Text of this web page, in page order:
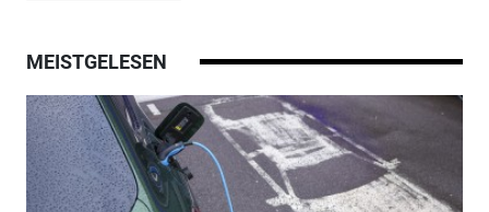
MEISTGELESEN